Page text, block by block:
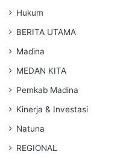
Hukum
BERITA UTAMA
Madina
MEDAN KITA
Pemkab Madina
Kinerja & Investasi
Natuna
REGIONAL